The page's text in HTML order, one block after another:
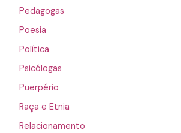
Pedagogas
Poesia
Política
Psicólogas
Puerpério
Raça e Etnia
Relacionamento